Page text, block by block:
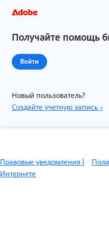
Получайте помощь
Войти
Новый пользователь?
Создайте учетную запись ›
Правовые уведомления |
Интернете